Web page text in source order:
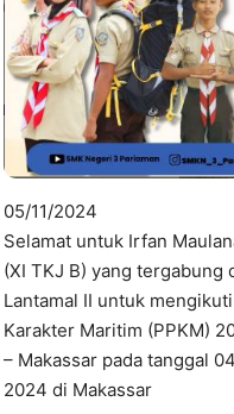
05/11/2024
Selamat untuk Irfan
(XI TKJ B) yang tergabung
Lantamal II untuk
Karakter Maritim (PPKM)
– Makassar pada tanggal
2024 di Makassar